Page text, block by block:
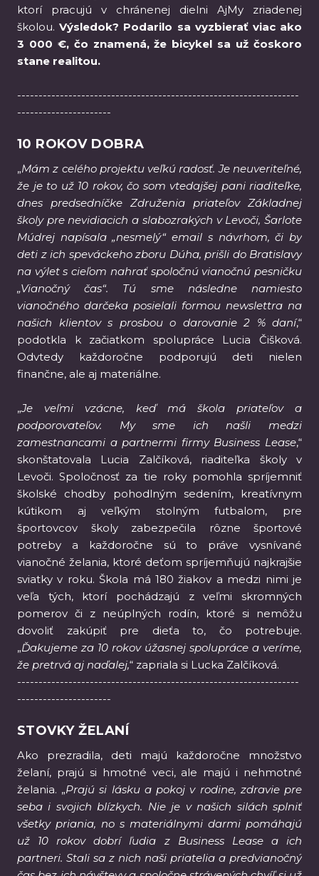
ktorí pracujú v chránenej dielni AjMy zriadenej
školou.Výsledok? Podarilo sa vyzbierať viac ako
3 000 €, čo znamená, že bicykel sa už čoskoro
stane realitou.
------------------------------------------------------------------
----------------------
10 ROKOV DOBRA
„Mám z celého projektu veľkú radosť. Je neuveriteľné,
že je to už 10 rokov, čo som vtedajšej pani riaditeľke,
dnes predsedníčke Združenia priateľov Základnej
školy pre nevidiacich a slabozrakých v Levoči, Šarlote
Múdrej napísala „nesmelý“ email s návrhom, či by
deti z ich speváckeho zboru Dúha, prišli do Bratislavy
na výlet s cieľom nahrať spoločnú vianočnú pesničku
„Vianočný čas“. Tú sme následne namiesto
vianočného darčeka posielali formou newslettra na
našich klientov s prosbou o darovanie 2 % daní,“
podotkla k začiatkom spolupráce Lucia Čišková.
Odvtedy každoročne podporujú deti nielen
finančne, ale aj materiálne.
„Je veľmi vzácne, keď má škola priateľov a
podporovateľov. My sme ich našli medzi
zamestnancami a partnermi firmy Business Lease,“
skonštatovala Lucia Zalčíková, riaditeľka školy v
Levoči. Spoločnosť za tie roky pomohla spríjemniť
školské chodby pohodlným sedením, kreatívnym
kútikom aj veľkým stolným futbalom, pre
športovcov školy zabezpečila rôzne športové
potreby a každoročne sú to práve vysnívané
vianočné želania, ktoré deťom spríjemňujú najkrajšie
sviatky v roku. Škola má 180 žiakov a medzi nimi je
veľa tých, ktorí pochádzajú z veľmi skromných
pomerov či z neúplných rodín, ktoré si nemôžu
dovoliť zakúpiť pre dieťa to, čo potrebuje.
„Ďakujeme za 10 rokov úžasnej spolupráce a veríme,
že pretrvá aj naďalej,“ zapriala si Lucka Zalčíková.
------------------------------------------------------------------
----------------------
STOVKY ŽELANÍ
Ako prezradila, deti majú každoročne množstvo
želaní, prajú si hmotné veci, ale majú i nehmotné
želania. „Prajú si lásku a pokoj v rodine, zdravie pre
seba i svojich blízkych. Nie je v našich silách splniť
všetky priania, no s materiálnymi darmi pomáhajú
už 10 rokov dobrí ľudia z Business Lease a ich
partneri. Stali sa z nich naši priatelia a predvianočný